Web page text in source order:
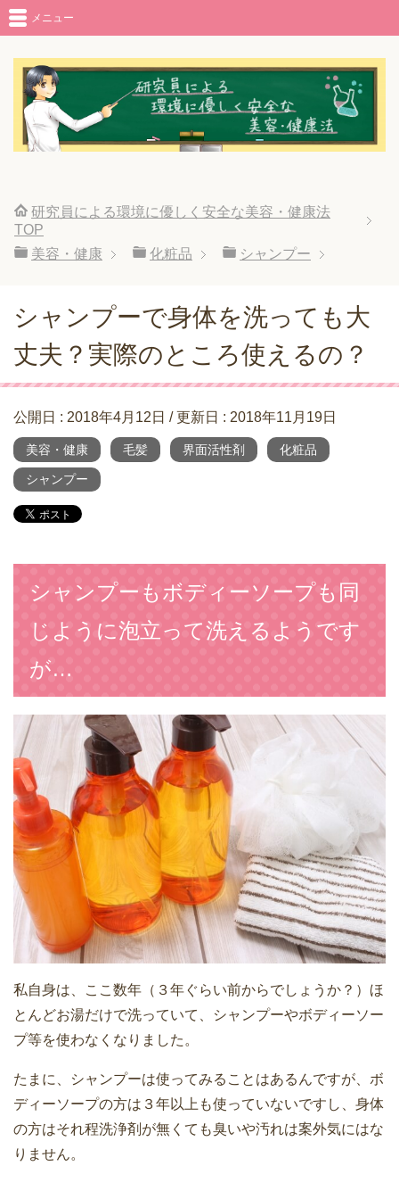
メニュー
研究員による環境に優しく安全な美容・健康法
TOP
美容・健康
化粧品 シャンプー
シャンプーで身体を洗っても大
丈夫？実際のところ使えるの？
公開日 : 2018年4月12日 / 更新日 : 2018年11月19日
美容・健康 毛髪 界面活性剤 化粧品
シャンプー
シャンプーもボディーソープも同
じように泡立って洗えるようです
が…
私自身は、ここ数年（３年ぐらい前からでしょうか？）ほ
とんどお湯だけで洗っていて、シャンプーやボディーソー
プ等を使わなくなりました。
たまに、シャンプーは使ってみることはあるんですが、ボ
ディーソープの方は３年以上も使っていないですし、身体
の方はそれ程洗浄剤が無くても臭いや汚れは案外気にはな
りません。